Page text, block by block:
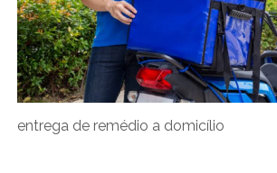
entrega de remédio a domicílio